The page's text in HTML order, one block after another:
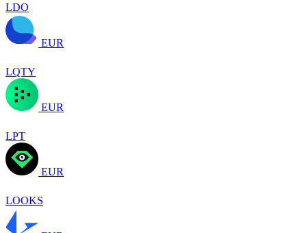
LDO
EUR
LQTY
EUR
LPT
EUR
LOOKS